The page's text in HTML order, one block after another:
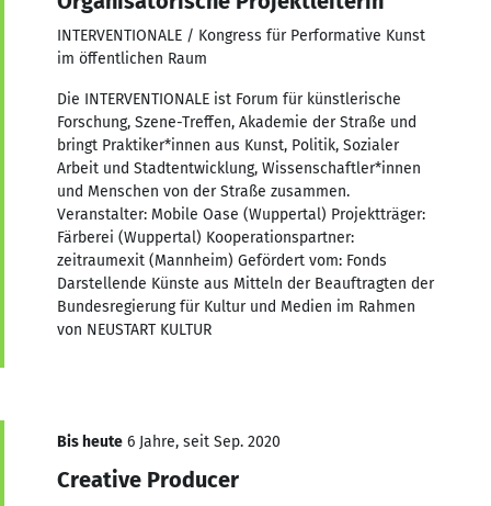
INTERVENTIONALE / Kongress für Performative Kunst
im öffentlichen Raum
Die INTERVENTIONALE ist Forum für künstlerische
Forschung, Szene-Treffen, Akademie der Straße und
bringt Praktiker*innen aus Kunst, Politik, Sozialer
Arbeit und Stadtentwicklung, Wissenschaftler*innen
und Menschen von der Straße zusammen.
Veranstalter: Mobile Oase (Wuppertal) Projektträger:
Färberei (Wuppertal) Kooperationspartner:
zeitraumexit (Mannheim) Gefördert vom: Fonds
Darstellende Künste aus Mitteln der Beauftragten der
Bundesregierung für Kultur und Medien im Rahmen
von NEUSTART KULTUR
Bis heute 6 Jahre, seit Sep. 2020
Creative Producer